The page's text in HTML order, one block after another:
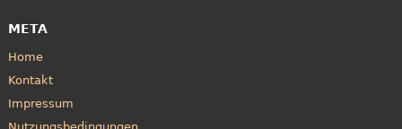
META
Home
Kontakt
Impressum